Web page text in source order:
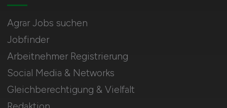
Agrar Jobs suchen
Jobfinder
Arbeitnehmer Registrierung
Social Media & Networks
Gleichberechtigung & Vielfalt